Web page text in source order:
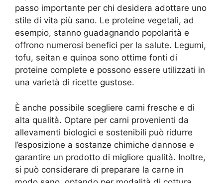
passo importante per chi desidera adottare uno
stile di vita più sano. Le proteine vegetali, ad
esempio, stanno guadagnando popolarità e
offrono numerosi benefici per la salute. Legumi,
tofu, seitan e quinoa sono ottime fonti di
proteine complete e possono essere utilizzati in
una varietà di ricette gustose.
È anche possibile scegliere carni fresche e di
alta qualità. Optare per carni provenienti da
allevamenti biologici e sostenibili può ridurre
l’esposizione a sostanze chimiche dannose e
garantire un prodotto di migliore qualità. Inoltre,
si può considerare di preparare la carne in